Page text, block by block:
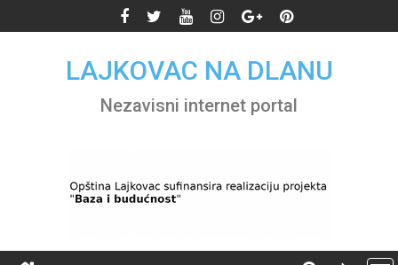
to
LAJKOVAC NA DLANU
Nezavisni internet portal